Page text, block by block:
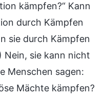
kämpfen?“ Kann
durch Kämpfen
sie durch Kämpfen
Nein, sie kann nicht
Menschen sagen:
Mächte kämpfen?